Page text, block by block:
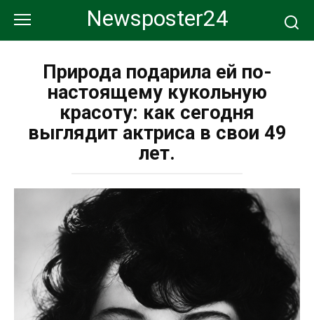
контенту
Newsposter24
Природа подарила ей по-
настоящему кукольную
красоту: как сегодня
выглядит актриса в свои 49
лет.